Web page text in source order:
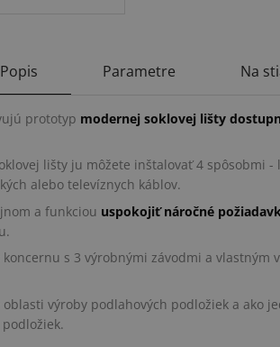
Popis Parametre Na
prototyp modernej soklovej lišty
lišty ju môžete inštalovať 4 spôsobmi
alebo televíznych káblov.
a funkciou uspokojiť náročné
s 3 výrobnými závodmi a vlastným
oblasti výroby podlahových podložiek a ako